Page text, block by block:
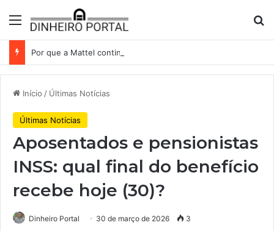
Menu
Início / Últimas Notícias
Últimas Notícias
Aposentados e pensionistas
INSS: qual final do benefício
recebe hoje (30)?
Dinheiro Portal 30 de março de 2026 3